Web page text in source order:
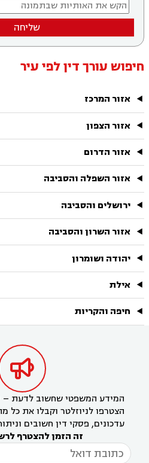
שליחה
חיפוש עורך דין לפי עיר
אזור המרכז
אזור הצפון
אזור הדרום
אזור השפלה והסביבה
ירושלים והסביבה
אזור השרון והסביבה
יהודה ושומרון
אילת
חיפה והקריות

המידע המשפטי שחשוב לדעת –
הצטרפו לניוזלטר וקבלו את
עדכונים, פסקי דין חשובים
זה הזמן להצטרף